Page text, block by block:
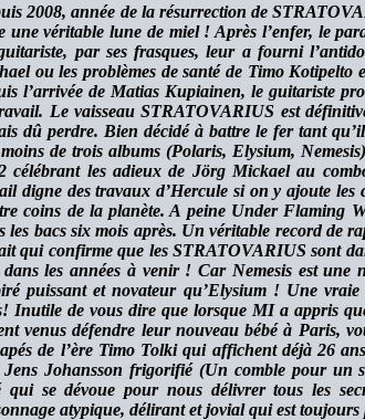
2008, année de la résurrection de
une véritable lune de miel ! Après l’enfer, le
par ses frasques, leur a fourni
ou les problèmes de santé de Timo
l’arrivée de Matias Kupiainen, le guitariste
Le vaisseau STRATOVARIUS est
dû perdre. Bien décidé à battre le fer tant
de trois albums (Polaris, Elysium,
célébrant les adieux de Jörg Mickael au
digne des travaux d’Hercule si on y ajoute
coins de la planète. A peine Under Flaming
les bacs six mois après. Un véritable record de
qui confirme que les STRATOVARIUS sont
les années à venir ! Car Nemesis est
puissant et novateur qu’Elysium ! Une
Inutile de vous dire que lorsque MI a appris
venus défendre leur nouveau bébé à Paris,
de l’ère Timo Tolki qui affichent déjà 26
Jens Johansson frigorifié (Un comble pour un
qui se dévoue pour nous délivrer tous les
atypique, délirant et jovial qui est